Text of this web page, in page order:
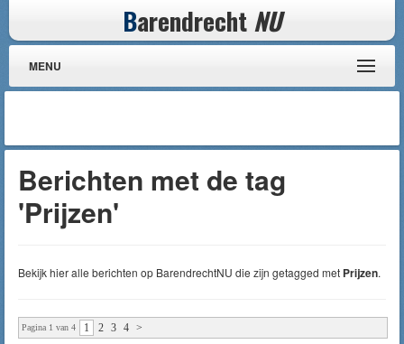
Barendrecht NU
MENU
Berichten met de tag
'Prijzen'
Bekijk hier alle berichten op BarendrechtNU die zijn getagged met Prijzen.
Pagina 1 van 4 1 2 3 4 >